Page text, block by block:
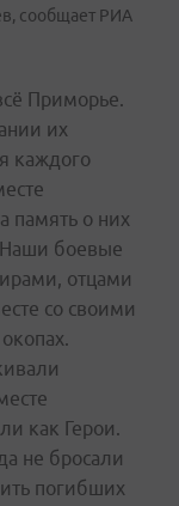
сообщает РИА
Приморье.
их
каждого
память о них
Наши боевые
отцами
со своими
как Герои.
не бросали
погибших